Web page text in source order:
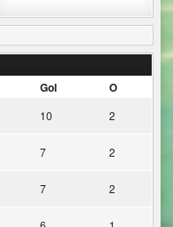
Gol O
10 2
7 2
7 2